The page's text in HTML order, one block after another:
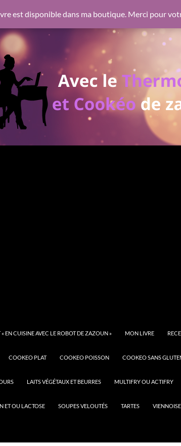
EN CUISINE AVEC LE ROBOT DE ZAZOUN » MON LIVRE
COOKEO PLAT COOKEO POISSON COOKEO SANS
LAITS VÉGÉTAUX ET BEURRES MULTIFRY OU ACTIFRY
ET OU LACTOSE SOUPES VELOUTÉS TARTES
est disponible dans ma boutique. Merci pour